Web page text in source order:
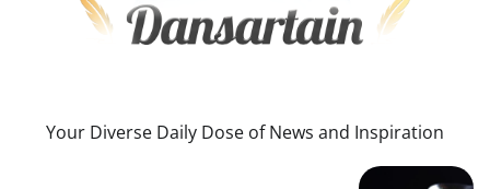
Your Diverse Daily Dose of News and Inspiration